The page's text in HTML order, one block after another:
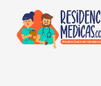
contenido